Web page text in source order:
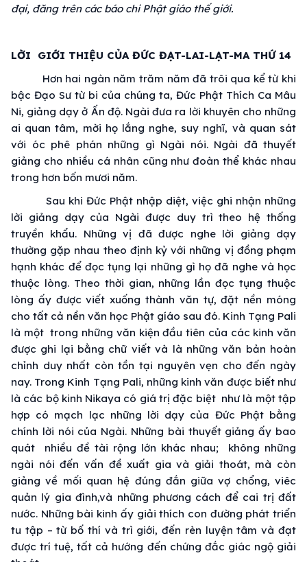
đại, đăng trên các báo chi Phậtgiáo thế giới.
LỜI GIỚI THIỆU CỦA ĐỨC ĐẠT-LAI-LẠT-MA THỨ 14
Hơn hai ngàn năm trăm năm đã trôi qua kể từ khi
bậc Đạo Sư từ bi của chúng ta, Đức Phật Thích Ca Mâu
Ni, giảng dạy ở Ấn độ. Ngài đưa ra lời khuyên cho những
ai quan tâm, mời họ lắng nghe, suy nghĩ, và quan sát
với óc phê phán những gì Ngài nói. Ngài đã thuyết
giảng cho nhiều cá nhân cũng như đoàn thể khác nhau
trong hơn bốn mươi năm.
Sau khi Đức Phật nhập diệt, việc ghi nhận những
lời giảng dạy của Ngài được duy trì theo hệ thống
truyền khẩu. Những vị đã được nghe lời giảng dạy
thường gặp nhau theo định kỷ với những vị đồng phạm
hạnh khác để đọc tụng lại những gì họ đã nghe và học
thuộc lòng. Theo thời gian, những lầnđọc tụng thuộc
lòng ấy được viết xuống thành văn tự, đặt nền móng
cho tất cả nền văn học Phật gíáo sau đó. Kinh Tạng Pali
là một trong những văn kiện đầu tiên của các kinh văn
được ghi lại bằng chữ viếtvà là những văn bản hoàn
chỉnh duy nhất còntồn tại nguyên vẹn cho đến ngày
nay. Trong Kinh Tạng Pali, những kinh văn được biết như
là các bộ kinh Nikaya có giá trị đặc biệtnhư là một tập
hợp có mạch lạc những lời dạy của Đức Phậtbằng
chính lời nói của Ngài. Những bài thuyết giảng ấy bao
quát nhiều đề tài rộng lớn khác nhau; không những
ngài nói đến vấn đề xuất gia và giải thoát, mà còn
giảng về mối quan hệ đúng đắn giữa vợ chổng, viêc
quản lý gia đình,và những phương cách để cai trị đất
nước. Những bài kinh ấy giải thích con đường phát triển
tu tập – từ bố thí và trì giới, đến rèn luyện tâm vàđạt
được trí tuệ, tất cả hướng đến chứng đắc giác ngộ giải